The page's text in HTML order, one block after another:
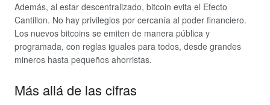
Además, al estar descentralizado, bitcoin evita el Efecto
Cantillon. No hay privilegios por cercanía al poder financiero.
Los nuevos bitcoins se emiten de manera pública y
programada, con reglas iguales para todos, desde grandes
mineros hasta pequeños ahorristas.
Más allá de las cifras